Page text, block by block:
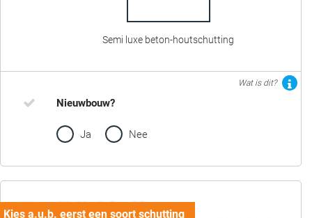
Semi luxe beton-houtschutting
Wat is dit?
Nieuwbouw?
Ja Nee
02. Motief en kleur